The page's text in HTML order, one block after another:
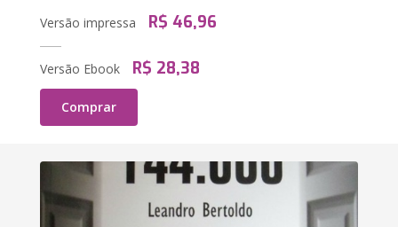
Versão impressa R$ 46,96
Versão Ebook R$ 28,38
Comprar